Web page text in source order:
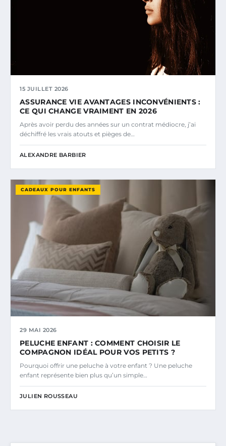
15 JUILLET 2026
ASSURANCE VIE AVANTAGES INCONVÉNIENTS :
CE QUI CHANGE VRAIMENT EN 2026
Après avoir perdu des années sur un contrat médiocre, j’ai
déchiffré les vrais atouts et pièges de…
ALEXANDRE BARBIER
CADEAUX POUR ENFANTS
29 MAI 2026
PELUCHE ENFANT : COMMENT CHOISIR LE
COMPAGNON IDÉAL POUR VOS PETITS ?
Pourquoi offrir une peluche à votre enfant ? Une peluche
enfant représente bien plus qu’un simple…
JULIEN ROUSSEAU